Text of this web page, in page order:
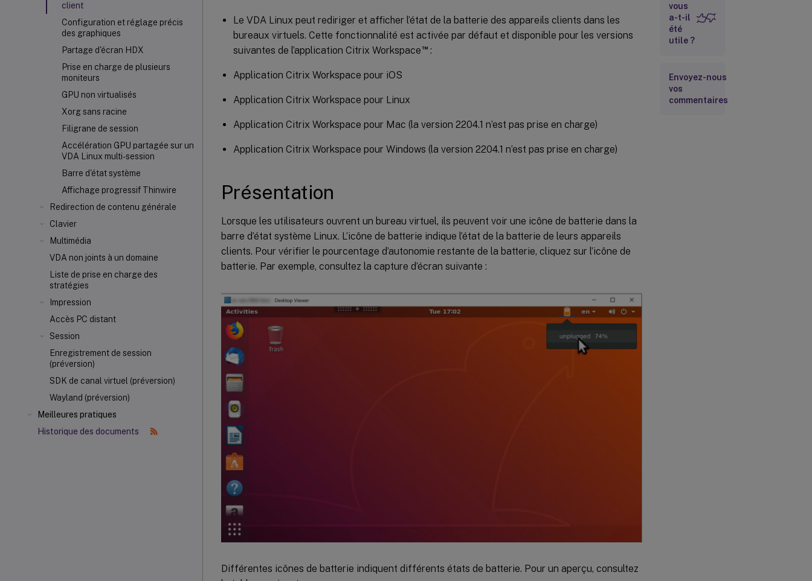
client
Configuration et réglage précis
des graphiques
Partage d'écran HDX
Prise en charge de plusieurs
moniteurs
GPU non virtualisés
Xorg sans racine
Filigrane de session
Accélération GPU partagée sur un
VDA Linux multi-session
Barre d'état système
Affichage progressif Thinwire
Redirection de contenu générale
Clavier
Multimédia
VDA non joints à un domaine
Liste de prise en charge des
stratégies
Impression
Accès PC distant
Session
Enregistrement de session
(préversion)
SDK de canal virtuel (préversion)
Wayland (préversion)
Meilleures pratiques
Historique des documents
Le VDA Linux peut rediriger et afficher l’état de la batterie des appareils clients dans les
bureaux virtuels. Cette fonctionnalité est activée par défaut et disponible pour les versions
suivantes de l’application Citrix Workspace™:
Application Citrix Workspace pour iOS
Application Citrix Workspace pour Linux
Application Citrix Workspace pour Mac (la version 2204.1 n’est pas prise en charge)
Application Citrix Workspace pour Windows (la version 2204.1 n’est pas prise en charge)
Présentation
Lorsque les utilisateurs ouvrent un bureau virtuel, ils peuvent voir une icône de batterie dans la
barre d’état système Linux. L’icône de batterie indique l’état de la batterie de leurs appareils
clients. Pour vérifier le pourcentage d’autonomie restante de la batterie, cliquez sur l’icône de
batterie. Par exemple, consultez la capture d’écran suivante :
Différentes icônes de batterie indiquent différents états de batterie. Pour un aperçu, consultez
vous
a-t-il
été
utile ?
Envoyez-nous
vos
commentaires